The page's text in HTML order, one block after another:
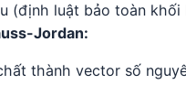
(định luật bảo toàn khối
Jordan:
thành vector số